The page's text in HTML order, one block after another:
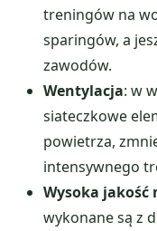
treningów na
sparingów, a
zawodów.
Wentylacja: w
siateczkowe
powietrza,
intensywnego
Wysoka jakość
wykonane są z